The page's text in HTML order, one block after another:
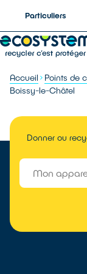
Particuliers
Accueil Points de
Boissy-le-Châtel
Donner ou